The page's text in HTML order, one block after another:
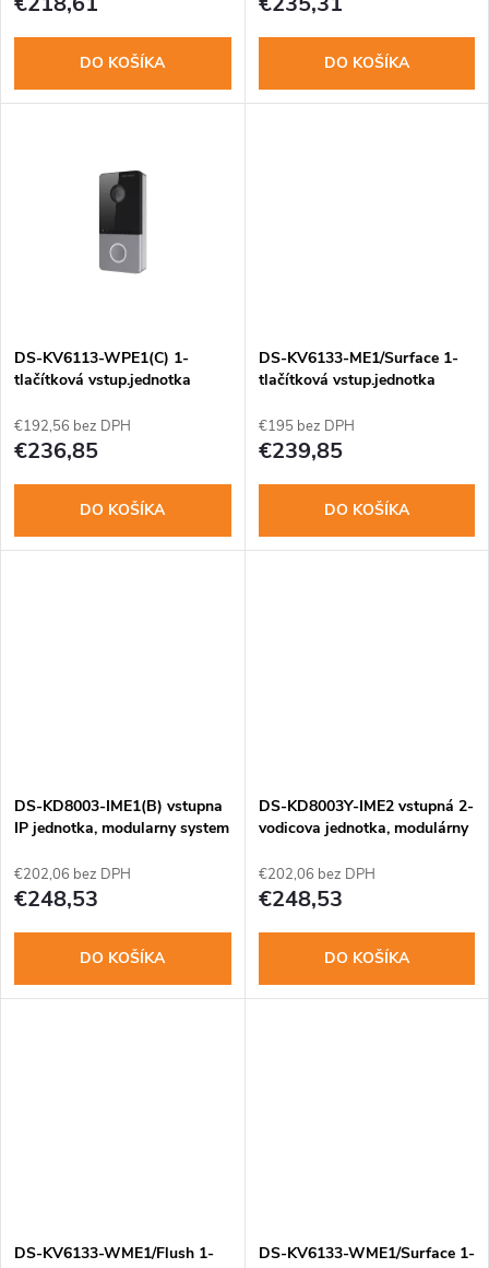
r
o
o
v
d
o
v
DO KOŠÍKA DO KOŠÍKA
DS-KV6113-WPE1(C) 1-
tlačítková vstup.jednotka
€192,56 bez DPH
€236,85
DO KOŠÍKA
DS-KV6133-ME1/Surface 1-
tlačítková vstup.jednotka
€195 bez DPH
€239,85
DO KOŠÍKA
DS-KD8003-IME1(B) vstupna
IP jednotka, modularny system
€202,06 bez DPH
€248,53
DO KOŠÍKA
DS-KD8003Y-IME2 vstupná 2-
vodicova jednotka, modulárny
€202,06 bez DPH
€248,53
DO KOŠÍKA
DS-KV6133-WME1/Flush 1-
DS-KV6133-WME1/Surface 1-